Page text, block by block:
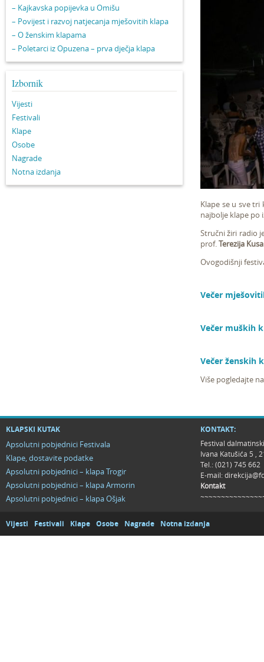
– Kajkavska popijevka u Omišu
– Povijest i razvoj natjecanja mješovitih klapa
– O ženskim klapama
– Poletarci iz Opuzena – prva dječja klapa
Izbornik
Vijesti
Festivali
Klape
Osobe
Nagrade
Notna izdanja
Klape se u sve
najbolje klape po
Stručni žiri radio
prof.Terezija
Ovogodišnji
Večer
Večer muških
Večer ženskih
Više pogledajte
KLAPSKI KUTAK
Apsolutni pobjednici Festivala
Klape, dostavite podatke
Apsolutni pobjednici – klapa Trogir
Apsolutni pobjednici – klapa Armorin
Apsolutni pobjednici – klapa Ošjak
KONTAKT:
Festival
Ivana Katušića 5 ,
Tel.: (021) 745 662
E-mail:
Kontakt
Vijesti Festivali Klape Osobe Nagrade Notna izdanja